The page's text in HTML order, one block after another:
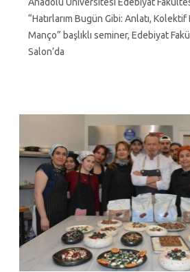
“Hatırlarım Bugün Gibi: Anlatı, Kolektif
Manço” başlıklı seminer, Edebiyat
Salon’da